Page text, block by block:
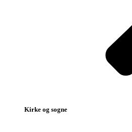
Kirke og sogne